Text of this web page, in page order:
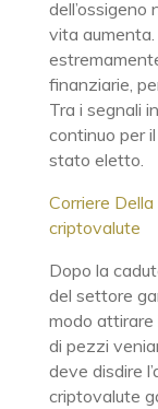
dell’ossigeno
vita aumenta.
finanziarie,
Tra i segnali
continuo per
stato eletto.
Corriere
criptovalute
Dopo la
del settore
modo attirare
di pezzi
deve disdire
criptovalute